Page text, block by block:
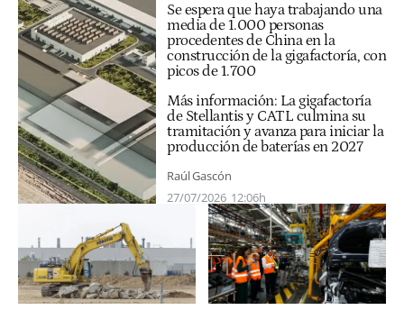
Se espera que haya trabajando una
media de 1.000 personas
procedentes de China en la
construcción de la gigafactoría, con
picos de 1.700
Más información: La gigafactoría
de Stellantis y CATL culmina su
tramitación y avanza para iniciar la
producción de baterías en 2027
Raúl Gascón
27/07/2026 12:06h